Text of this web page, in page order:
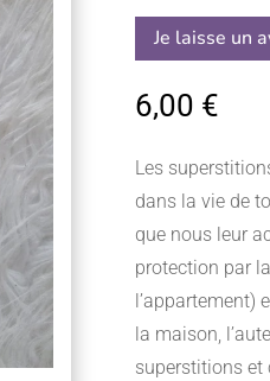
Je laisse un
6,00 €
Les
dans la vie de
que nous leur
protection par
l’appartement)
la maison,
superstitions et